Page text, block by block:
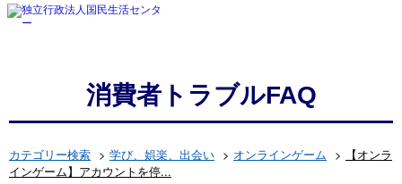
消費者トラブルFAQ
カテゴリー検索 > 学び、娯楽、出会い > オンラインゲーム >
【オンラ
インゲーム】アカウントを停...